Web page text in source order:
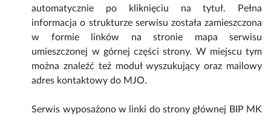
automatycznie po kliknięciu na tytuł. Pełna
informacja o strukturze serwisu została zamieszczona
w formie linków na stronie mapa serwisu
umieszczonej w górnej części strony. W miejscu tym
można znaleźć też moduł wyszukujący oraz mailowy
adres kontaktowy do MJO.
Serwis wyposażono w linki do strony głównej BIP MK